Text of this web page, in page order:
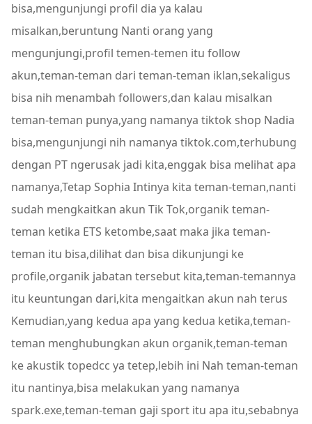
bisa,mengunjungi profil dia ya kalau
misalkan,beruntung Nanti orang yang
mengunjungi,profil temen-temen itu follow
akun,teman-teman dari teman-teman iklan,sekaligus
bisa nih menambah followers,dan kalau misalkan
teman-teman punya,yang namanya tiktok shop Nadia
bisa,mengunjungi nih namanya tiktok.com,terhubung
dengan PT ngerusak jadi kita,enggak bisa melihat apa
namanya,Tetap Sophia Intinya kita teman-teman,nanti
sudah mengkaitkan akun Tik Tok,organik teman-
teman ketika ETS ketombe,saat maka jika teman-
teman itu bisa,dilihat dan bisa dikunjungi ke
profile,organik jabatan tersebut kita,teman-temannya
itu keuntungan dari,kita mengaitkan akun nah terus
Kemudian,yang kedua apa yang kedua ketika,teman-
teman menghubungkan akun organik,teman-teman
ke akustik topedcc ya tetep,lebih ini Nah teman-teman
itu nantinya,bisa melakukan yang namanya
spark.exe,teman-teman gaji sport itu apa itu,sebabnya